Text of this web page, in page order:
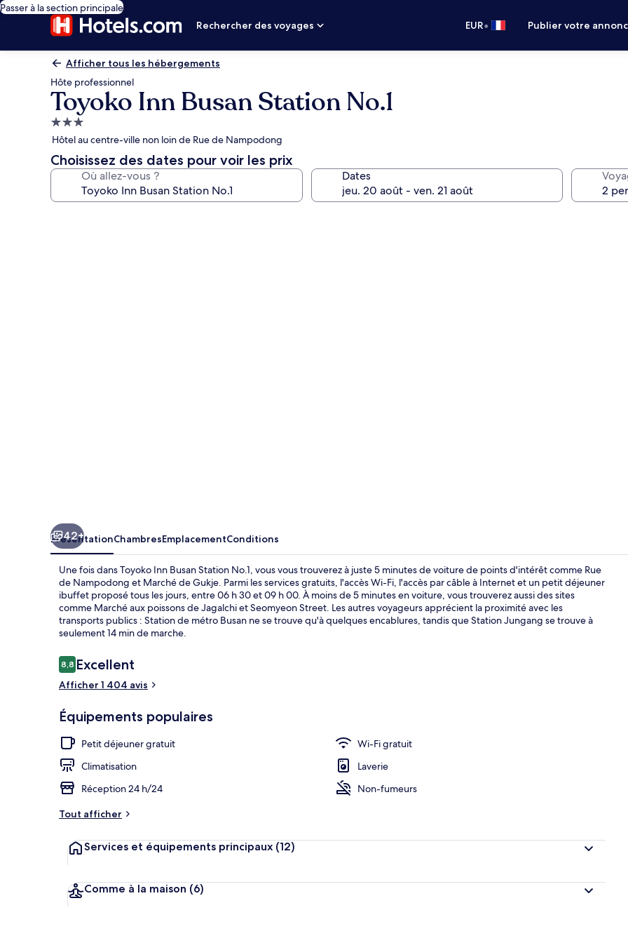
Passer à la section principale
Rechercher des voyages
EUR• Publier votre
Afficher tous les hébergements
Hôte professionnel
Toyoko Inn Busan Station No.1
Hébergement
3.0 étoiles
Hôtel au centre-ville non loin de Rue de Nampodong
Choisissez des dates pour voir les prix
Où allez-vous ? Dates
42+
PrésentationChambresEmplacementConditions
Une fois dans Toyoko Inn Busan Station No.1, vous vous trouverez à juste 5 minutes de voiture de points d'intérêt comme Rue
de Nampodong et Marché de Gukje. Parmi les services gratuits, l'accès Wi-Fi, l'accès par câble à Internet et un petit déjeuner
ibuffet proposé tous les jours, entre 06 h 30 et 09 h 00. À moins de 5 minutes en voiture, vous trouverez aussi des sites
comme Marché aux poissons de Jagalchi et Seomyeon Street. Les autres voyageurs apprécient la proximité avec les
transports publics : Station de métro Busan ne se trouve qu'à quelques encablures, tandis que Station Jungang se trouve à
seulement 14 min de marche.
Avis
voyageurs
8,88,8 sur 10
Excellent
Afficher 1 404 avis
Équipements populaires
Petit déjeuner gratuit
Wi-Fi gratuit
Climatisation
Laverie
Réception 24 h/24
Non-fumeurs
Tout afficher
Services et équipements principaux (12)
Comme à la maison (6)